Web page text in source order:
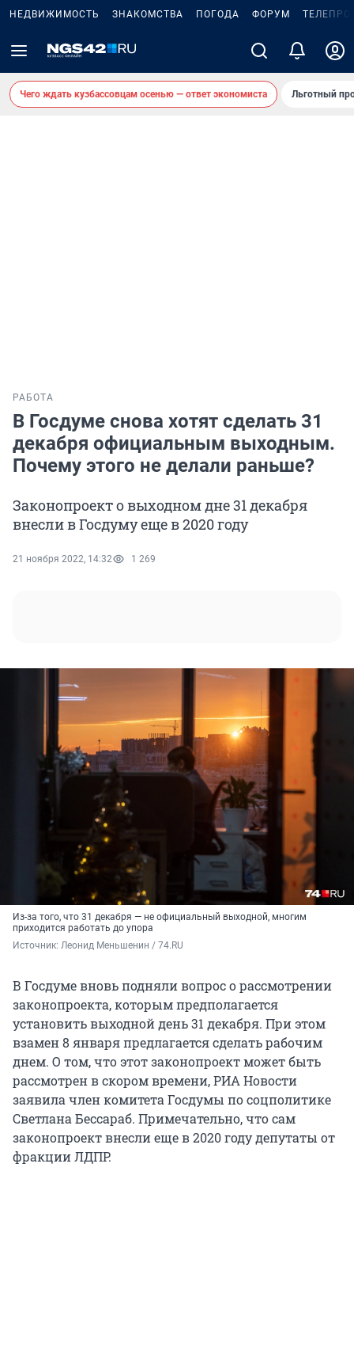
НЕДВИЖИМОСТЬ ЗНАКОМСТВА ПОГОДА ФОРУМ
Чего ждать кузбассовцам осенью — ответ экономиста Льготный
РАБОТА
В Госдуме снова хотят сделать 31
декабря официальным выходным.
Почему этого не делали раньше?
Законопроект о выходном дне 31 декабря
внесли в Госдуму еще в 2020 году
21 ноября 2022, 14:32 1 269
Из-за того, что 31 декабря — не официальный выходной, многим
приходится работать до упора
Источник: Леонид Меньшенин / 74.RU
В Госдуме вновь подняли вопрос о рассмотрении
законопроекта, которым предполагается
установить выходной день 31 декабря. При этом
взамен 8 января предлагается сделать рабочим
днем. О том, что этот законопроект может быть
рассмотрен в скором времени, РИА Новости
заявила член комитета Госдумы по соцполитике
Светлана Бессараб. Примечательно, что сам
законопроект внесли еще в 2020 году депутаты от
фракции ЛДПР.